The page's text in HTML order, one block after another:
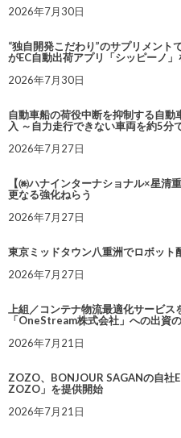
2026年7月30日
“独自開発こだわり”のサプリメント
がEC自動出荷アプリ「シッピーノ」
2026年7月30日
自動車船の荷役中断を抑制する自
入 ～自力走行できない車両を約5分
2026年7月27日
【㈱ハナインターナショナル×星清
更なる強化ねらう
2026年7月27日
東京ミッドタウン八重洲でロボット
2026年7月27日
上組／コンテナ物流最適化サービス
「OneStream株式会社」への出資
2026年7月21日
ZOZO、BONJOUR SAGANの自社
ZOZO」を提供開始
2026年7月21日